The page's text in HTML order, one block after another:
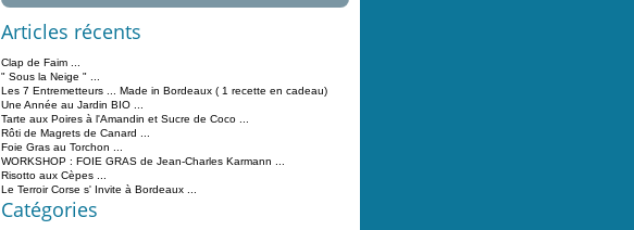
Articles récents
Clap de Faim ...
" Sous la Neige " ...
Les 7 Entremetteurs ... Made in Bordeaux ( 1 recette en cadeau)
Une Année au Jardin BIO ...
Tarte aux Poires à l'Amandin et Sucre de Coco ...
Rôti de Magrets de Canard ...
Foie Gras au Torchon ...
WORKSHOP : FOIE GRAS de Jean-Charles Karmann ...
Risotto aux Cèpes ...
Le Terroir Corse s' Invite à Bordeaux ...
Catégories